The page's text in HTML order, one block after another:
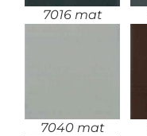
7016 mat
7040 mat